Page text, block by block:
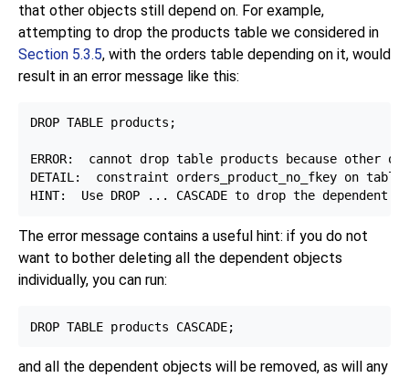
that other objects still depend on. For example,
attempting to drop the products table we considered in
Section 5.3.5, with the orders table depending on it, would
result in an error message like this:
DROP TABLE products;
ERROR:  cannot drop table products because other
DETAIL:  constraint orders_product_no_fkey on
The error message contains a useful hint: if you do not
want to bother deleting all the dependent objects
individually, you can run:
and all the dependent objects will be removed, as will any